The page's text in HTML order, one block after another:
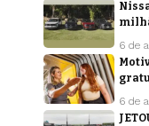
6 de
6 de